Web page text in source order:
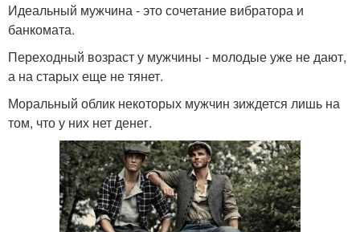
Идеальный мужчина - это сочетание вибратора и
банкомата.
Переходный возраст у мужчины - молодые уже не дают,
а на старых еще не тянет.
Моральный облик некоторых мужчин зиждется лишь на
том, что у них нет денег.